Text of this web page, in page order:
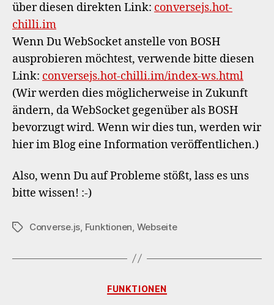
über diesen direkten Link: conversejs.hot-
chilli.im
Wenn Du WebSocket anstelle von BOSH
ausprobieren möchtest, verwende bitte diesen
Link: conversejs.hot-chilli.im/index-ws.html
(Wir werden dies möglicherweise in Zukunft
ändern, da WebSocket gegenüber als BOSH
bevorzugt wird. Wenn wir dies tun, werden wir
hier im Blog eine Information veröffentlichen.)
Also, wenn Du auf Probleme stößt, lass es uns
bitte wissen! :-)
Schlagwörter
Converse.js Funktionen Webseite
Kategorien
FUNKTIONEN